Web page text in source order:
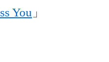
You 」